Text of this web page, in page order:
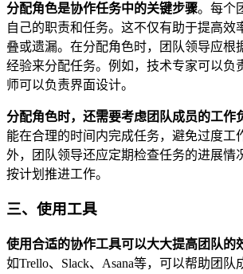
分配角色是协作任务中的关键步骤。每个
自己的职责和任务。这不仅有助于提高效
叠或遗漏。在分配角色时，团队领导应根
经验来分配任务。例如，技术专家可以负
师可以负责界面设计。
分配角色时，还需要考虑团队成员的工作
能在合理的时间内完成任务，避免过度工
外，团队领导还应定期检查任务的进展情
按计划推进工作。
三、使用工具
使用合适的协作工具可以大大提高团队的
如Trello、Slack、Asana等，可以帮助团